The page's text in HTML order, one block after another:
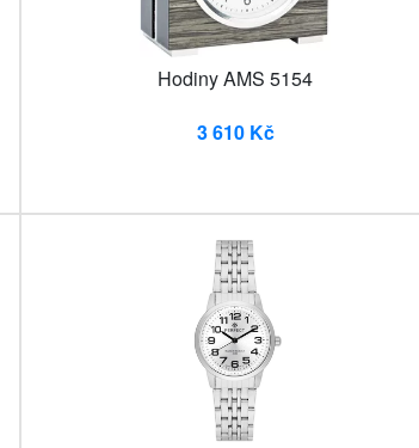
Hodiny AMS 5154
3 610 Kč